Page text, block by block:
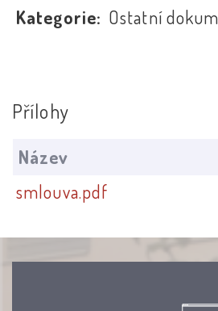
Kategorie: Ostatní
Přílohy
Název
smlouva.pdf